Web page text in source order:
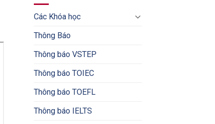
Các Khóa học
Thông Báo
Thông báo VSTEP
Thông báo TOIEC
Thông báo TOEFL
Thông báo IELTS